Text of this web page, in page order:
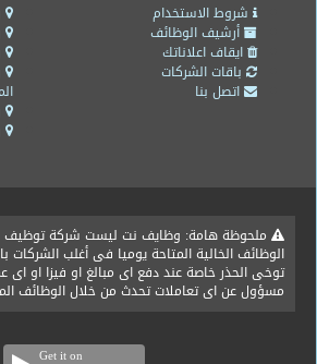
شروط الاستخدام
أرشيف الوظائف
ايقاف اعلاناتك
باقات الشركات
اتصل بنا
ملحوظة هامة: وظايف نت ليست شركة توظيف
الوظائف الخالية المتاحة يوميا فى أغلب الشركات
توخى الحذر خاصة عند دفع اى مبالغ او فيزا او اى
مسؤول عن اى تعاملات تحدث من خلال الوظائف
Get it on